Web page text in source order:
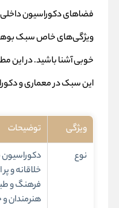
فضاهای دکوراسیون
ویژگی‌های خاص سبک
خوبی آشنا باشید. در این
این سبک در معماری و
ویژگی
توضیحات
نوع
خلاقانه و
فرهنگ و
هنرمندان